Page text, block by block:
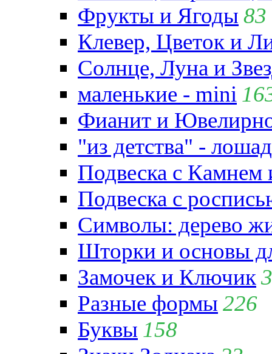
Фрукты и Ягоды 83
Клевер, Цветок и
Солнце, Луна и
маленькие - mini
Фианит и
"из детства" -
Подвеска с
Подвеска с
Символы: дерево
Шторки и основы
Замочек и Ключик
Разные формы 226
Буквы 158